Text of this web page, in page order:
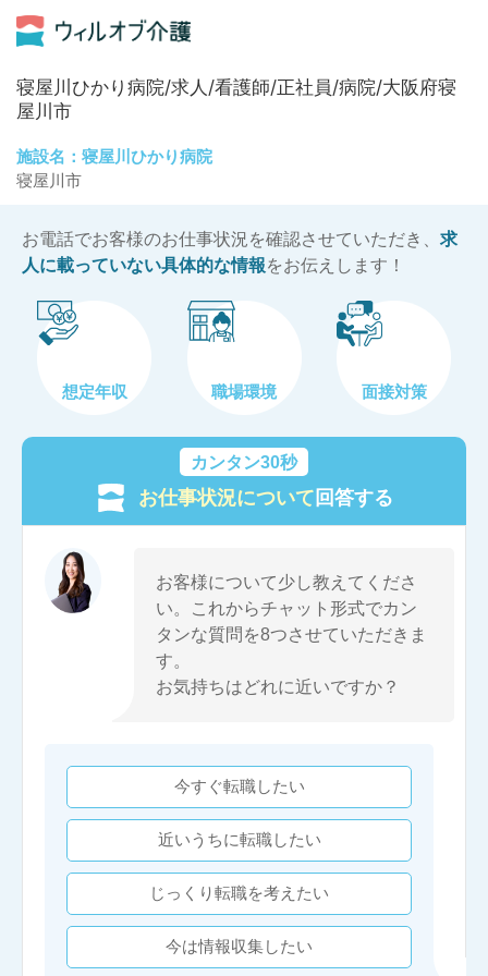
寝屋川ひかり病院/求人/看護師/正社員/病院/大阪府寝
屋川市
施設名：寝屋川ひかり病院
寝屋川市
お電話でお客様のお仕事状況を確認させていただき、 求
人に載っていない具体的な情報をお伝えします！
想定年収 職場環境 面接対策
カンタン30秒
お仕事状況について回答する
お客様について少し教えてくださ
い。これからチャット形式でカン
タンな質問を8つさせていただきま
す。
お気持ちはどれに近いですか？
今すぐ転職したい
近いうちに転職したい
じっくり転職を考えたい
今は情報収集したい